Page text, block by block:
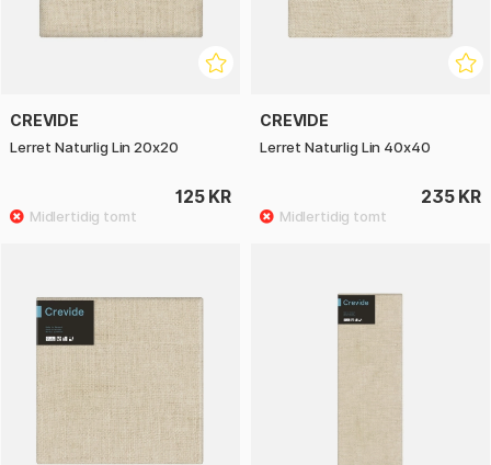
CREVIDE
Lerret Naturlig Lin 20x20
125 KR
CREVIDE
Lerret Naturlig Lin 40x40
235 KR